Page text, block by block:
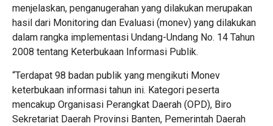
menjelaskan, penganugerahan yang dilakukan merupakan
hasil dari Monitoring dan Evaluasi (monev) yang dilakukan
dalam rangka implementasi Undang-Undang No. 14 Tahun
2008 tentang Keterbukaan Informasi Publik.
“Terdapat 98 badan publik yang mengikuti Monev
keterbukaan informasi tahun ini. Kategori peserta
mencakup Organisasi Perangkat Daerah (OPD), Biro
Sekretariat Daerah Provinsi Banten, Pemerintah Daerah